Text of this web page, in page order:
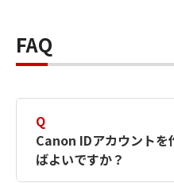
FAQ
Q
Canon IDアカウントを
ばよいですか？